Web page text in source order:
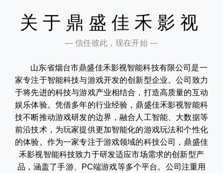
关于鼎盛佳禾影视
— 信任彼此，现在开始 —
山东省烟台市鼎盛佳禾影视智能科技有限公司是一
家专注于智能科技与游戏开发的创新型企业。公司致力
于将先进的科技与游戏产业相结合，打造高质量的互动
娱乐体验。凭借多年的行业经验，鼎盛佳禾影视智能科
技不断推动游戏研发的边界，融合人工智能、大数据等
前沿技术，为玩家提供更加智能化的游戏玩法和个性化
的体验。作为一家专注于游戏领域的科技公司，鼎盛佳
禾影视智能科技致力于研发适应市场需求的创新型产
品，涵盖了手游、PC端游戏等多个平台。公司注重用